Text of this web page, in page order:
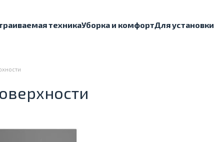
техникаУборка и комфортДля установки